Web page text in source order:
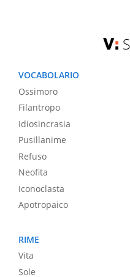
VOCABOLARIO
Ossimoro
Filantropo
Idiosincrasia
Pusillanime
Refuso
Neofita
Iconoclasta
Apotropaico
RIME
Vita
Sole